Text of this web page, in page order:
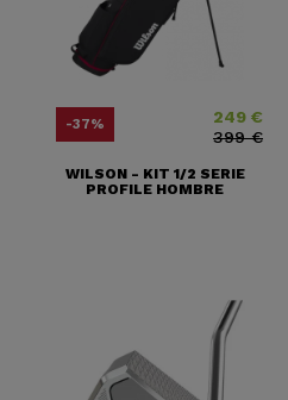
-37% Precio249 €
Precio base
399 €
WILSON - KIT 1/2 SERIE
PROFILE HOMBRE